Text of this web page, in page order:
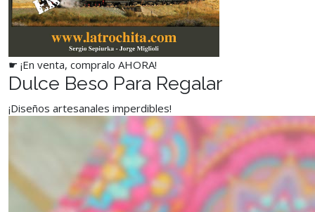
☛ ¡En venta, compralo AHORA!
Dulce Beso Para Regalar
¡Diseños artesanales imperdibles!